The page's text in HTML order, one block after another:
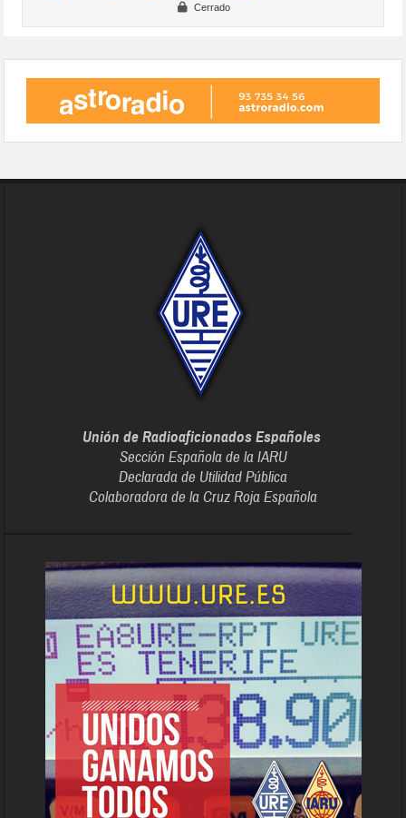
Cerrado
Unión de Radioaficionados Españoles
Sección Española de la IARU
Declarada de Utilidad Pública
Colaboradora de la Cruz Roja Española